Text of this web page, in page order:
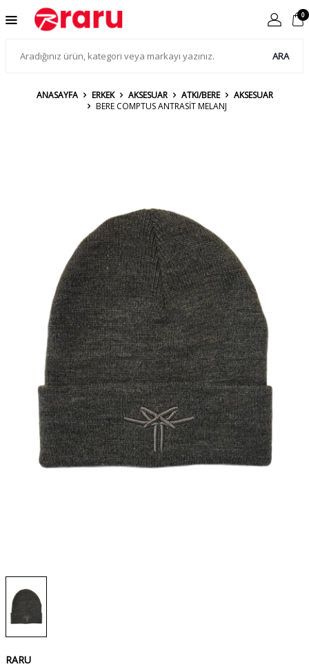
ARA
0
ANASAYFA ERKEK AKSESUAR ATKI/BERE
AKSESUAR
BERE COMPTUS ANTRASİT MELANJ
RARU